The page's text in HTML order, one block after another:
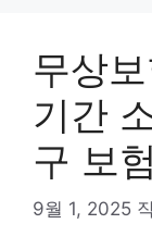
무상
기간
구 보
9월 1, 2025